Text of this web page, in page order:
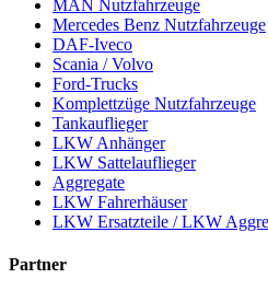
MAN Nutzfahrzeuge
Mercedes Benz Nutzfahrzeuge
DAF-Iveco
Scania / Volvo
Ford-Trucks
Komplettzüge Nutzfahrzeuge
Tankauflieger
LKW Anhänger
LKW Sattelauflieger
Aggregate
LKW Fahrerhäuser
LKW Ersatzteile / LKW
Partner